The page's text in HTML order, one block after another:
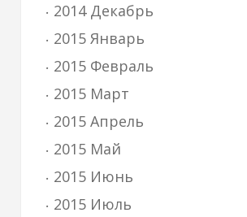
2014 Декабрь
2015 Январь
2015 Февраль
2015 Март
2015 Апрель
2015 Май
2015 Июнь
2015 Июль